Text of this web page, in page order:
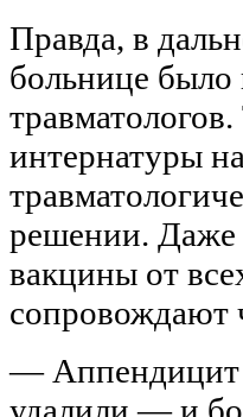
Правда, в
больнице было
интернатуры
решении. Даже
вакцины от
сопровождают
— Аппендицит
удалили — и